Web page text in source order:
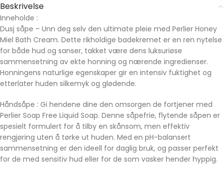
Beskrivelse
Inneholde :
Dusj såpe – Unn deg selv den ultimate pleie med Perlier Honey
Miel Bath Cream. Dette rikholdige badekremet er en ren nytelse
for både hud og sanser, takket være dens luksuriøse
sammensetning av ekte honning og nærende ingredienser.
Honningens naturlige egenskaper gir en intensiv fuktighet og
etterlater huden silkemyk og glødende.
Håndsåpe : Gi hendene dine den omsorgen de fortjener med
Perlier Soap Free Liquid Soap. Denne såpefrie, flytende såpen er
spesielt formulert for å tilby en skånsom, men effektiv
rengjøring uten å tørke ut huden. Med en pH-balansert
sammensetning er den ideell for daglig bruk, og passer perfekt
for de med sensitiv hud eller for de som vasker hender hyppig.